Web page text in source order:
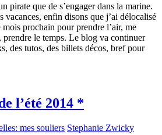
pirate que de s’engager dans la marine.
vacances, enfin disons que j’ai délocalisé
prochain pour prendre l’air, me
prendre le temps. Le blog va continuer
des tutos, des billets décos, bref pour
l’été 2014 *
mes souliers Stephanie Zwicky